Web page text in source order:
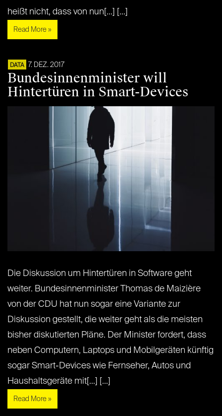
heißt nicht, dass von nun[...] [...]
Read More »
DATA 7. DEZ. 2017
Bundesinnenminister will
Hintertüren in Smart-Devices
Die Diskussion um Hintertüren in Software geht
weiter. Bundesinnenminister Thomas de Maizière
von der CDU hat nun sogar eine Variante zur
Diskussion gestellt, die weiter geht als die meisten
bisher diskutierten Pläne. Der Minister fordert, dass
neben Computern, Laptops und Mobilgeräten künftig
sogar Smart-Devices wie Fernseher, Autos und
Haushaltsgeräte mit[...] [...]
Read More »